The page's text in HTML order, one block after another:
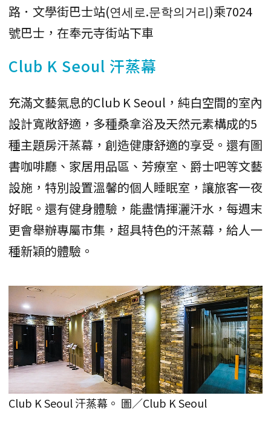
路．文學街巴士站(연세로.문학의거리)乘7024
號巴士，在奉元寺街站下車
Club K Seoul 汗蒸幕
充滿文藝氣息的Club K Seoul，純白空間的室內
設計寬敞舒適，多種桑拿浴及天然元素構成的5
種主題房汗蒸幕，創造健康舒適的享受。還有圖
書咖啡廳、家居用品區、芳療室、爵士吧等文藝
設施，特別設置溫馨的個人睡眠室，讓旅客一夜
好眠。還有健身體驗，能盡情揮灑汗水，每週末
更會舉辦專屬市集，超具特色的汗蒸幕，給人一
種新穎的體驗。
Club K Seoul 汗蒸幕。 圖／Club K Seoul